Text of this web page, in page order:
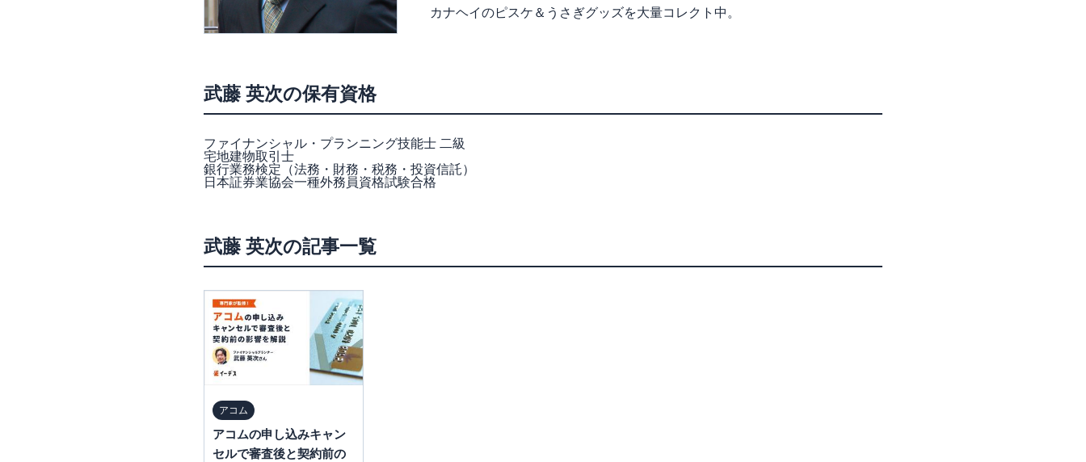
カナヘイのピスケ＆うさぎグッズを大量コレクト中。
武藤 英次の保有資格
ファイナンシャル・プランニング技能士 二級
宅地建物取引士
銀行業務検定（法務・財務・税務・投資信託）
日本証券業協会一種外務員資格試験合格
武藤 英次の記事一覧
アコム
アコムの申し込みキャン
セルで審査後と契約前の